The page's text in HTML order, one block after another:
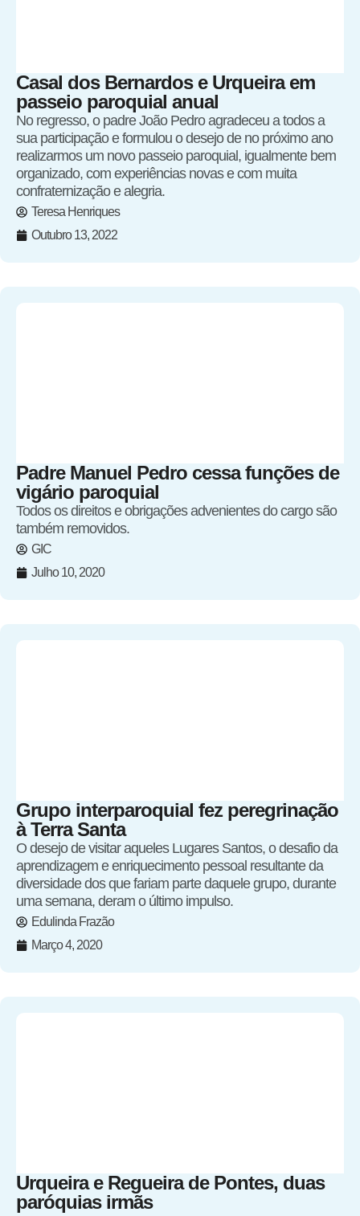
Casal dos Bernardos e Urqueira em
passeio paroquial anual
No regresso, o padre João Pedro agradeceu a todos a
sua participação e formulou o desejo de no próximo ano
realizarmos um novo passeio paroquial, igualmente bem
organizado, com experiências novas e com muita
confraternização e alegria.
Teresa Henriques
Outubro 13, 2022
Padre Manuel Pedro cessa funções de
vigário paroquial
Todos os direitos e obrigações advenientes do cargo são
também removidos.
GIC
Julho 10, 2020
Grupo interparoquial fez peregrinação
à Terra Santa
O desejo de visitar aqueles Lugares Santos, o desafio da
aprendizagem e enriquecimento pessoal resultante da
diversidade dos que fariam parte daquele grupo, durante
uma semana, deram o último impulso.
Edulinda Frazão
Março 4, 2020
Urqueira e Regueira de Pontes, duas
paróquias irmãs